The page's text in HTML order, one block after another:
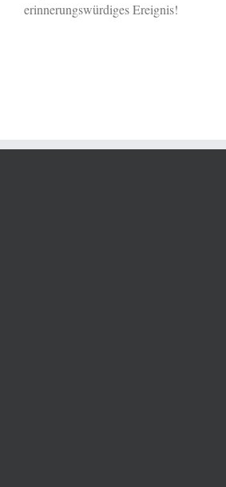
erinnerungswürdiges Ereignis!